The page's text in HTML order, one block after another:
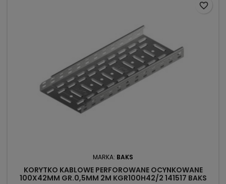
MARKA: BAKS
KORYTKO KABLOWE PERFOROWANE OCYNKOWANE
100X42MM GR.0,5MM 2M KGR100H42/2 141517 BAKS
favorite_border